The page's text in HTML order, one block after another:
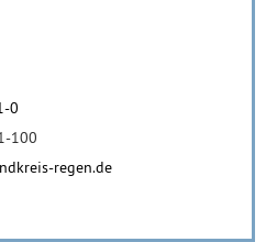
0
100
regen.de